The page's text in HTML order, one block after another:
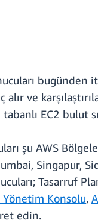
alır ve
tabanlı EC2
şu AWS
Singapur,
Tasarruf
Yönetim Konsolu,
edin.